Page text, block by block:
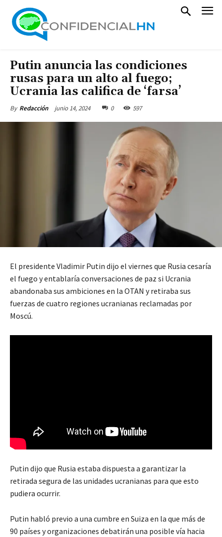
Putin anuncia las condiciones
rusas para un alto al fuego;
Ucrania las califica de ‘farsa’
By Redacción junio 14, 2024 0 597
El presidente Vladimir Putin dijo el viernes que Rusia cesaría
el fuego y entablaría conversaciones de paz si Ucrania
abandonaba sus ambiciones en la OTAN y retiraba sus
fuerzas de cuatro regiones ucranianas reclamadas por
Moscú.
Putin dijo que Rusia estaba dispuesta a garantizar la
retirada segura de las unidades ucranianas para que esto
pudiera ocurrir.
Putin habló previo a una cumbre en Suiza en la que más de
90 países y organizaciones debatirán una posible vía hacia